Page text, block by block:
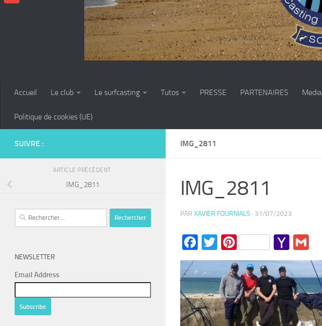
Accueil Le club Le surfcasting Tutos PRESSE PARTENAIRES Media
Politique de cookies (UE)
IMG_2811
IMG_2811
PAR XAVIER FOURNIALS · 31/07/2023
Facebook
TwitterPinterestYahoo
Mail
SUIVRE :
ARTICLE PRÉCÉDENT
IMG_2811
Rechercher :
NEWSLETTER
Email Address